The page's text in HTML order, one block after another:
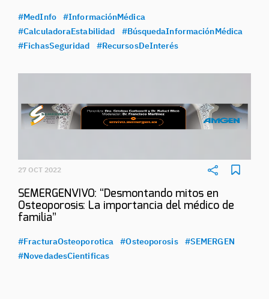
#MedInfo
#InformaciónMédica
#CalculadoraEstabilidad
#BúsquedaInformaciónMédica
#FichasSeguridad
#RecursosDeInterés
27 OCT 2022
SEMERGENVIVO: “Desmontando mitos en
Osteoporosis: La importancia del médico de
familia”
#FracturaOsteoporotica #Osteoporosis
#SEMERGEN
#NovedadesCientificas